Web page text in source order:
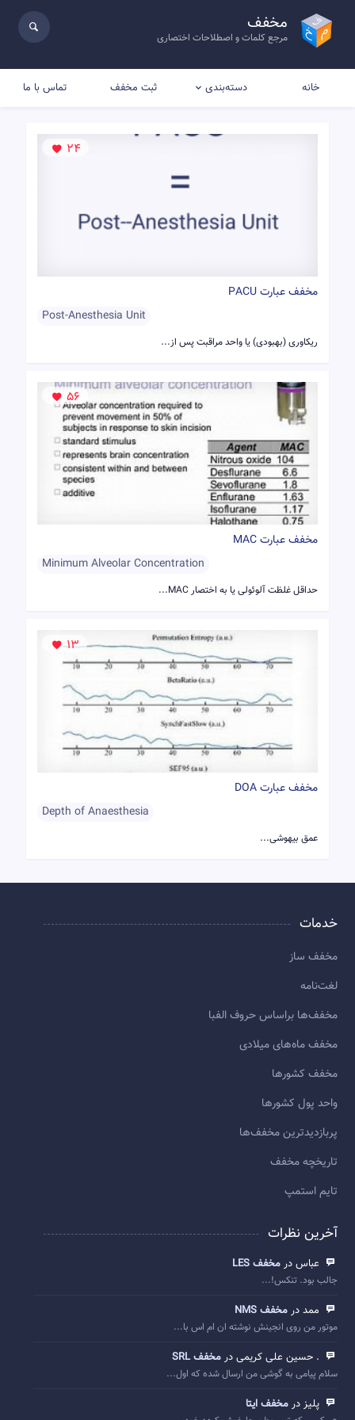
مخفف
مرجع کلمات و اصطلاحات اختصاری
خانه دسته‌بندی ثبت مخفف تماس با ما
24
مخفف عبارت PACU
Post-Anesthesia Unit
ریکاوری (بهبودی) یا واحد مراقبت پس از...
56
مخفف عبارت MAC
Minimum Alveolar Concentration
حداقل غلظت آلوئولی یا به اختصار MAC...
13
مخفف عبارت DOA
Depth of Anaesthesia
عمق بیهوشی...
خدمات
مخفف ساز
لغت‌نامه
مخفف‌ها براساس حروف الفبا
مخفف ماه‌های میلادی
مخفف کشورها
واحد پول کشورها
پربازديدترين مخفف‌ها
تاريخچه مخفف
تایم استمپ
آخرین نظرات
عباس در مخفف LES
جالب بود. تنکس!...
ممد در مخفف NMS
موتور من روی انجینش نوشته ان ام اس با...
. حسین علی کریمی در مخفف SRL
سلام پیامی به گوشی من ارسال شده که اول...
پلیز در مخفف ایتا